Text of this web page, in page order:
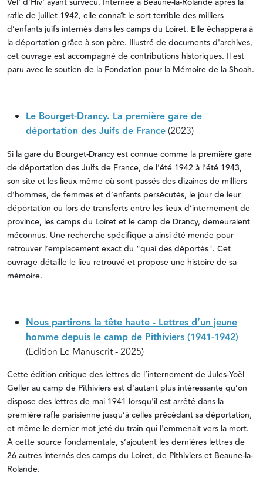
Vél' d’Hiv' ayant survécu. Internée à Beaune-la-Rolande après la
rafle de juillet 1942, elle connaît le sort terrible des milliers
d’enfants juifs internés dans les camps du Loiret. Elle échappera à
la déportation grâce à son père. Illustré de documents d'archives,
cet ouvrage est accompagné de contributions historiques. Il est
paru avec le soutien de la Fondation pour la Mémoire de la Shoah.
Le Bourget-Drancy. La première gare de
déportation des Juifs de France(2023)
Si la gare du Bourget-Drancy est connue comme la première gare
de déportation des Juifs de France, de l’été 1942 à l’été 1943,
son site et les lieux même où sont passés des dizaines de milliers
d’hommes, de femmes et d’enfants persécutés, le jour de leur
déportation ou lors de transferts entre les lieux d’internement de
province, les camps du Loiret et le camp de Drancy, demeuraient
méconnus. Une recherche spécifique a ainsi été menée pour
retrouver l’emplacement exact du "quai des déportés". Cet
ouvrage détaille le lieu retrouvé et propose une histoire de sa
mémoire.
Nous partirons la tête haute - Lettres d’un jeune
homme depuis le camp de Pithiviers (1941-1942)
(Edition Le Manuscrit - 2025)
Cette édition critique des lettres de l’internement de Jules-Yoël
Geller au camp de Pithiviers est d’autant plus intéressante qu’on
dispose des lettres de mai 1941 lorsqu'il est arrêté dans la
première rafle parisienne jusqu’à celles précédant sa déportation,
et même le dernier mot jeté du train qui l'emmenait vers la mort.
À cette source fondamentale, s’ajoutent les dernières lettres de
26 autres internés des camps du Loiret, de Pithiviers et Beaune-la-
Rolande.